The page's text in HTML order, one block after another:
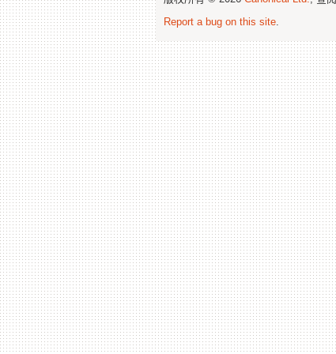
Report a bug on this site.